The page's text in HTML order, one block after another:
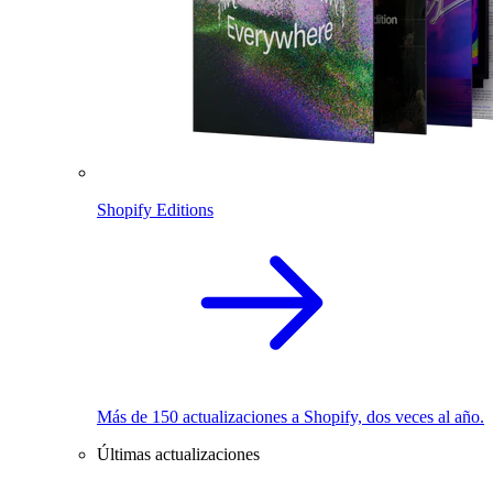
Shopify Editions
Más de 150 actualizaciones a Shopify, dos veces al año.
Últimas actualizaciones